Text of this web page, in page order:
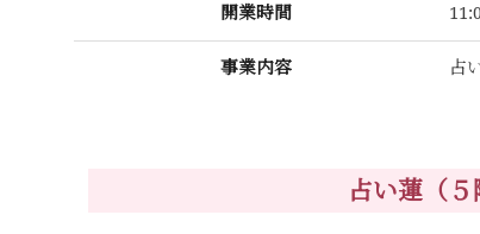
開業時間
事業内容 占
占い蓮（５